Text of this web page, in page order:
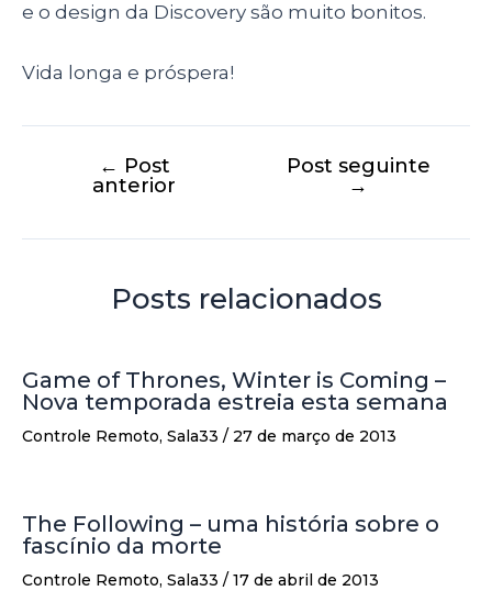
e o design da Discovery são muito bonitos.
Vida longa e próspera!
← Post
anterior
Post seguinte
→
Posts relacionados
Game of Thrones, Winter is Coming –
Nova temporada estreia esta semana
Controle Remoto, Sala33 / 27 de março de 2013
The Following – uma história sobre o
fascínio da morte
Controle Remoto, Sala33 / 17 de abril de 2013